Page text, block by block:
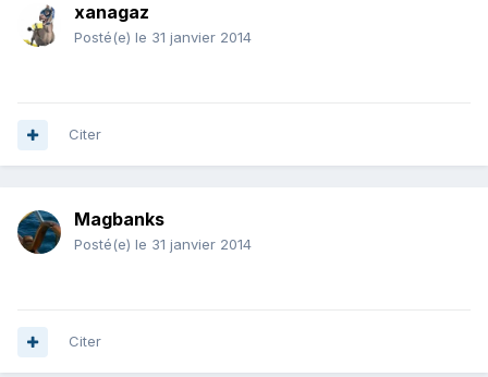
xanagaz
Posté(e) le 31 janvier 2014
Citer
Magbanks
Posté(e) le 31 janvier 2014
Citer